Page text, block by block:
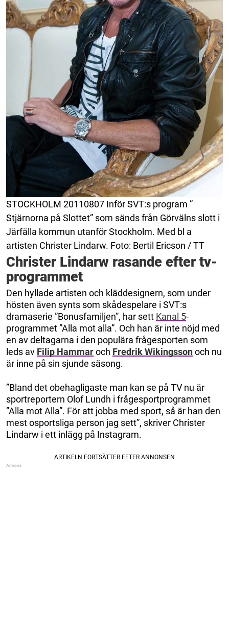
STOCKHOLM 20110807 Inför SVT:s program ”
Stjärnorna på Slottet” som sänds från Görvälns slott i
Järfälla kommun utanför Stockholm. Med bl a
artisten Christer Lindarw. Foto: Bertil Ericson / TT
Christer Lindarw rasande efter tv-
programmet
Den hyllade artisten och kläddesignern, som under
hösten även synts som skådespelare i SVT:s
dramaserie ”Bonusfamiljen”, har sett Kanal 5-
programmet ”Alla mot alla”. Och han är inte nöjd med
en av deltagarna i den populära frågesporten som
leds av Filip Hammaroch Fredrik Wikingssonoch nu
är inne på sin sjunde säsong.
”Bland det obehagligaste man kan se på TV nu är
sportreportern Olof Lundh i frågesportprogrammet
”Alla mot Alla”. För att jobba med sport, så är han den
mest osportsliga person jag sett”, skriver Christer
Lindarw i ett inlägg på Instagram.